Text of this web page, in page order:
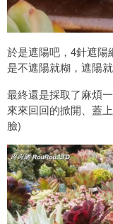
於是遮陽吧，4針遮
是不遮陽就糊，遮陽就
最終還是採取了麻煩
來來回回的掀開、蓋
臉)